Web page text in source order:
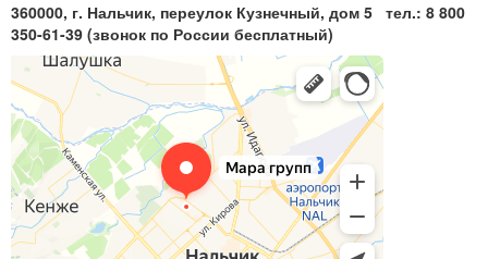
360000, г. Нальчик, переулок Кузнечный, дом 5 тел.: 8 800
350-61-39 (звонок по России бесплатный)